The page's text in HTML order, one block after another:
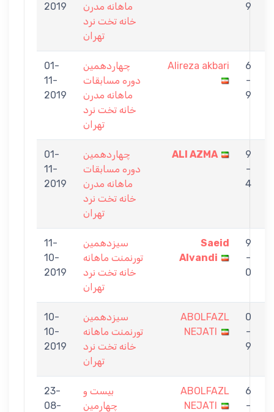
2019
ماهانه مدرن
خانه تخت نرد
تهران
9
01-
11-
2019
چهاردهمين
دوره مسابقات
ماهانه مدرن
خانه تخت نرد
تهران
Alireza akbari
6
-
9
01-
11-
2019
چهاردهمين
دوره مسابقات
ماهانه مدرن
خانه تخت نرد
تهران
ALI AZMA
9
-
4
11-
10-
2019
سيزدهمين
تورنمنت ماهانه
خانه تخت نرد
تهران
Saeid
Alvandi
9
-
0
10-
10-
2019
سيزدهمين
تورنمنت ماهانه
خانه تخت نرد
تهران
ABOLFAZL
NEJATI
0
-
9
23-
08-
بیست و
چهارمین
ABOLFAZL
NEJATI
6
-